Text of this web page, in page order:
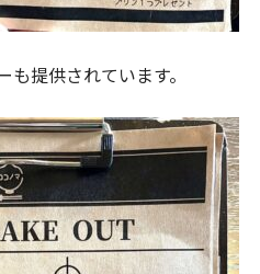
提供されています。